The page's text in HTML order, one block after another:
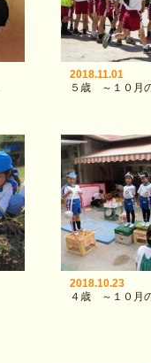
2018.11.01
５歳 ～１０月
2018.10.23
４歳 ～１０月